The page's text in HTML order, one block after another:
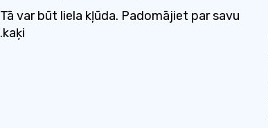
Tā var būt liela kļūda. Padomājiet par savu
.kaķi